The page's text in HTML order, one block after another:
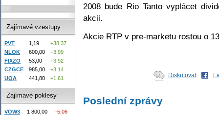
2008 bude Rio Tanto vyplácet
akcii.
Akcie RTP v pre-marketu rostou o
Diskutovat
Poslední zprávy
Zajímavé vzestupy
PVT 1,19
+38,37
NLOK
600,00
+3,99
FIXZO
53,00
+3,92
CZGCE
985,00
+3,14
UQA
441,80 +1,61
Zajímavé poklesy
VOW3 1 800,00
-5,06